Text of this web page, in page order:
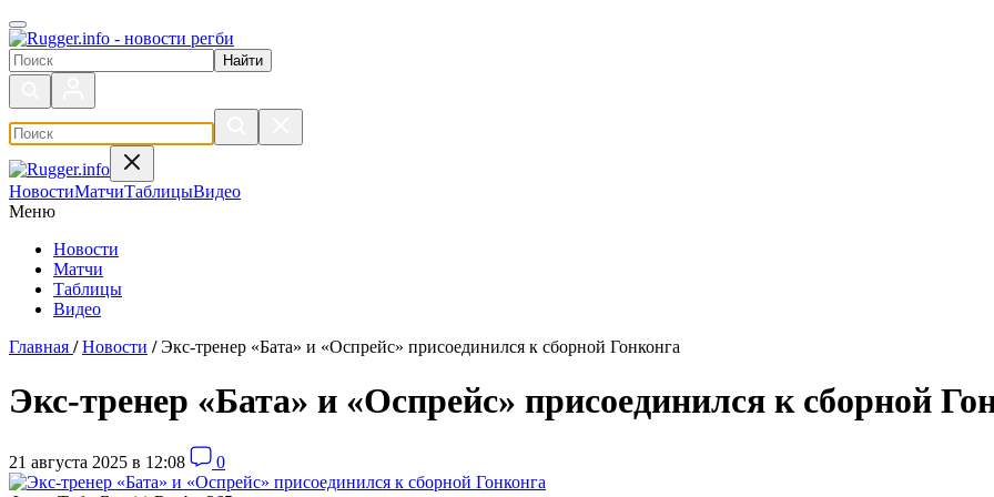
Поиск по сайту
НовостиМатчиТаблицыВидео
Меню
Новости
Матчи
Таблицы
Видео
Главная / Новости / Экс-тренер «Бата» и «Оспрейс» присоединился к сборной Гонконга
Экс-тренер «Бата» и «Оспрейс» присоединился к сборной
21 августа 2025 в 12:08 0